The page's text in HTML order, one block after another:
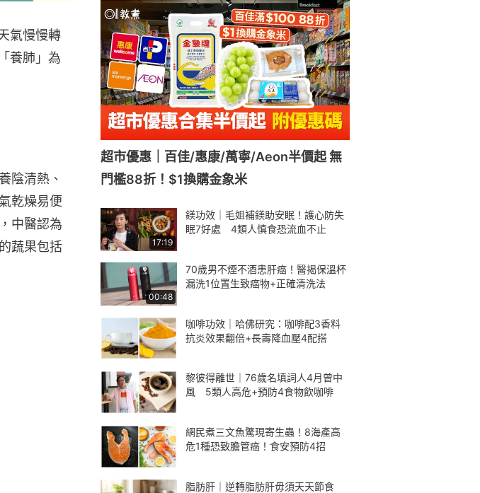
氣慢慢轉
養肺」為
陰清熱、
乾燥易便
中醫認為
蔬果包括
超市優惠｜百佳/惠康/萬寧/Aeon半價起 無
門檻88折！$1換購金象米
17:19
鎂功效｜毛姐補鎂助安眠！護心防失
眠7好處 4類人慎食恐流血不止
00:48
70歲男不煙不酒患肝癌！醫揭保溫杯
漏洗1位置生致癌物+正確清洗法
咖啡功效｜哈佛研究：咖啡配3香料
抗炎效果翻倍+長壽降血壓4配搭
黎彼得離世｜76歲名填詞人4月曾中
風 5類人高危+預防4食物飲咖啡
網民煮三文魚驚現寄生蟲！8海產高
危1種恐致膽管癌！食安預防4招
脂肪肝｜逆轉脂肪肝毋須天天節食